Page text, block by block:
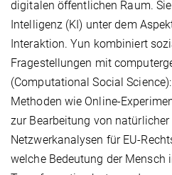
digitalen öffentlichen Raum.
Intelligenz (KI) unter dem
Interaktion. Yun kombiniert
Fragestellungen mit
(Computational Social
Methoden wie Online-
zur Bearbeitung von natürlicher
Netzwerkanalysen für EU-
welche Bedeutung der Mensch